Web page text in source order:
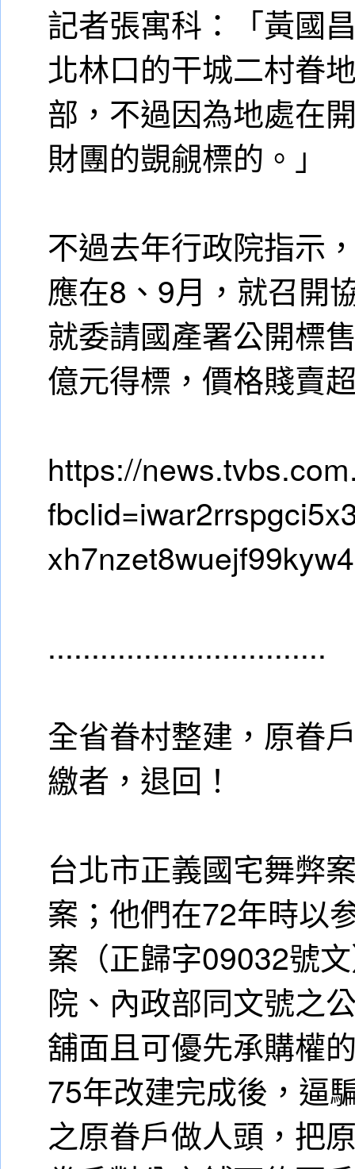
記者張寓科：「黃國
北林口的干城二村眷
部，不過因為地處在
財團的覬覦標的。」
不過去年行政院指示
應在8、9月，就召開
就委請國產署公開標
億元得標，價格賤賣
https://
................................
全省眷村整建，原眷
繳者，退回！
台北市正義國宅舞弊
案；他們在72年時以
案（正歸字09032號
院、內政部同文號之
舖面且可優先承購權
75年改建完成後，逼
之原眷戶做人頭，把